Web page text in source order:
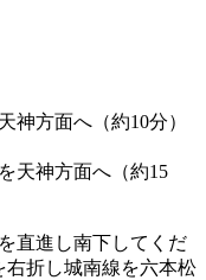
神方面へ（約10分）
天神方面へ（約15
直進し南下してくだ
右折し城南線を六本松